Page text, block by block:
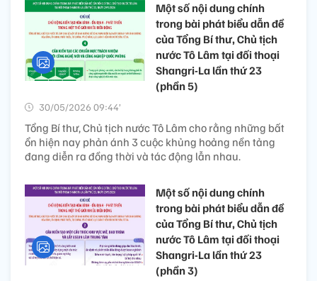
Một số nội dung chính
trong bài phát biểu dẫn đề
của Tổng Bí thư, Chủ tịch
nước Tô Lâm tại đối thoại
Shangri-La lần thứ 23
(phần 5)
30/05/2026 09:44’
Tổng Bí thư, Chủ tịch nước Tô Lâm cho rằng những bất
ổn hiện nay phản ánh 3 cuộc khủng hoảng nền tảng
đang diễn ra đồng thời và tác động lẫn nhau.
Một số nội dung chính
trong bài phát biểu dẫn đề
của Tổng Bí thư, Chủ tịch
nước Tô Lâm tại đối thoại
Shangri-La lần thứ 23
(phần 3)